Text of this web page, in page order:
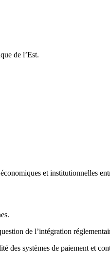
de l’Est.
et institutionnelles
de l’intégration
des systèmes de paiement et